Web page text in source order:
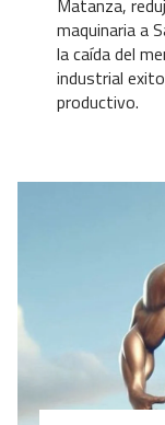
maquinaria a
la caída del
industrial
productivo.